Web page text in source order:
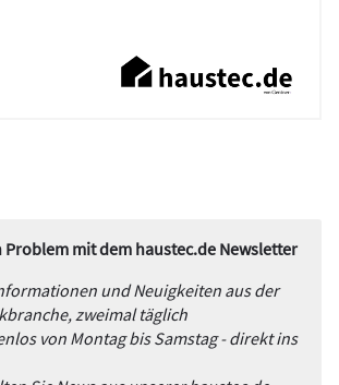
Problem mit dem haustec.de Newsletter
und Neuigkeiten aus der
zweimal täglich
von Montag bis Samstag - direkt ins